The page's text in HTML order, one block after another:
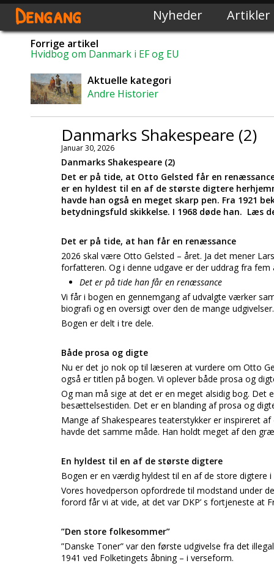
Dengang Nyheder Artikler
Forrige artikel
Hvidbog om Danmark i EF og EU
Aktuelle kategori
Andre Historier
Danmarks Shakespeare (2)
Januar 30, 2026
Danmarks Shakespeare (2)
Det er på tide, at Otto Gelsted får en
er en hyldest til en af de største digtere
havde han også en meget skarp pen. Fra 1921
betydningsfuld skikkelse. I 1968 døde han. Læs
Det er på tide, at han får en renæssance
2026 skal være Otto Gelsted – året. Ja det mener
forfatteren. Og i denne udgave er der uddrag fra
Det er på tide han får en renæssance
Vi får i bogen en gennemgang af udvalgte værker
biografi og en oversigt over den de mange udgivelser.
Bogen er delt i tre dele.
Både prosa og digte
Nu er det jo nok op til læseren at vurdere om Otto
også er titlen på bogen. Vi oplever både prosa og
Og man må sige at det er en meget alsidig bog.
besættelsestiden. Det er en blanding af prosa og
Mange af Shakespeares teaterstykker er inspireret
havde det samme måde. Han holdt meget af den
En hyldest til en af de største digtere
Bogen er en værdig hyldest til en af de store digtere i
Vores hovedperson opfordrede til modstand under
forord får vi at vide, at det var DKP’ s fortjeneste at
”Den store folkesommer”
”Danske Toner” var den første udgivelse fra det
1941 ved Folketingets åbning – i verseform.